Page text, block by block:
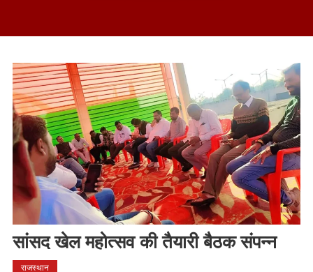
सांसद खेल महोत्सव की तैयारी बैठक संपन्न
राजस्थान